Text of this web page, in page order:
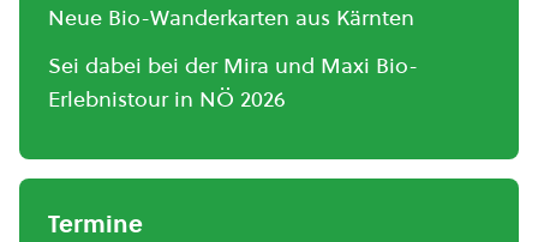
Neue Bio-Wanderkarten aus Kärnten
Sei dabei bei der Mira und Maxi Bio-
Erlebnistour in NÖ 2026
Termine